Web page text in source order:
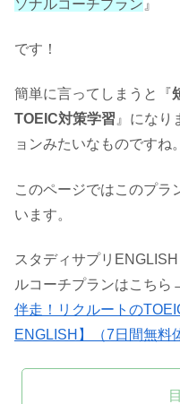
ソナルコーチプラン 』
です！
簡単に言ってしまうと『
TOEIC対策学習 』になり
ョンみたいなものですね。
このページではこのプラ
います。
スタディサプリ
ルコーチプランはこち
伴走！リクルートの
ENGLISH】（7日間無料